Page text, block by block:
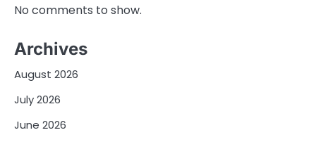
No comments to show.
Archives
August 2026
July 2026
June 2026